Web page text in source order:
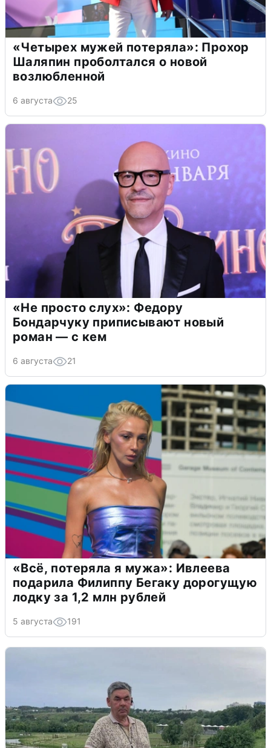
«Четырех мужей потеряла»: Прохор
Шаляпин проболтался о новой
возлюбленной
6 августа 25
«Не просто слух»: Федору
Бондарчуку приписывают новый
роман — с кем
6 августа 21
«Всё, потеряла я мужа»: Ивлеева
подарила Филиппу Бегаку дорогущую
лодку за 1,2 млн рублей
5 августа 191